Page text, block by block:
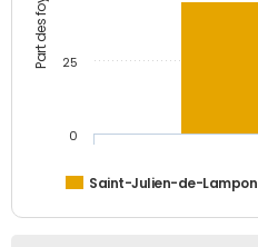
Saint-Julien-de-Lampon
0
25